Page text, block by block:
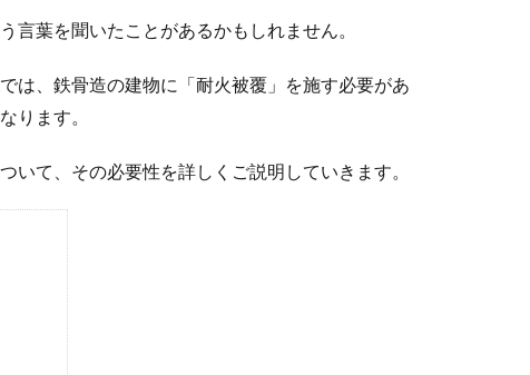
言葉を聞いたことがあるかもしれません。
は、鉄骨造の建物に「耐火被覆」を施す必要があ
ります。
いて、その必要性を詳しくご説明していきます。